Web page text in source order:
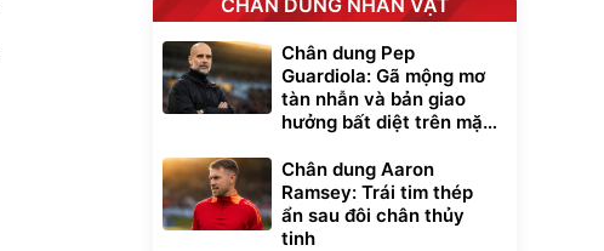
CHÂN DUNG NHÂN VẬT
Chân dung Pep
Guardiola: Gã mộng mơ
tàn nhẫn và bản giao
hưởng bất diệt trên mặt
Chân dung Aaron
Ramsey: Trái tim thép
ẩn sau đôi chân thủy
tinh